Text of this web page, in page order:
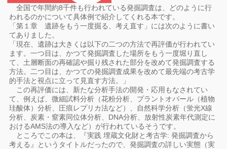
全国で年間約8千件も行われている発掘調査は、どのように行
われるのかについて具体例で紹介してくれる本です。
「第１章 遺跡をもう一度掘る、考え直す」には次のように書い
てありました。
「現在、遺跡は大きくは以下の二つの方法で再評価が行われてい
ます。一つ目は、かつて発掘調査した場所をもう一度堀り直し
て、土層断面の再確認や掘り残された部分を改めて発掘調査する
方法。二つ目は、かつての発掘調査成果を改めて最先端の考古学
的手法と視点に立って見直す方法。」
この再評価には、新たな分析手法の開発・応用もなされてい
て、例えば、微細試料分析（花粉分析、プラントオパール（植物
珪酸体）分析、圧痕レプリカ法など）、自然科学分析（蛍光X線
分析、炭素・窒素同位体分析、DNA分析、放射性炭素年代測定に
おけるAMS法の導入など）が行われているそうです。
ところでこの本は、『実践 埋蔵文化財と考古学: 発掘調査から
考える』というタイトルだったので、発掘調査の詳しい実態（実